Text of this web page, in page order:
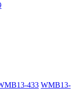
433 WMB13-